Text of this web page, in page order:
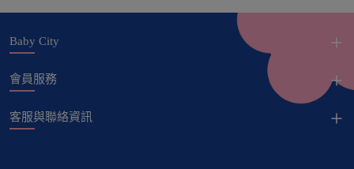
Baby City
會員服務
客服與聯絡資訊